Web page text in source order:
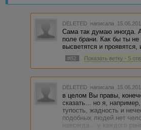
DELETED написала
Сама так думаю иногда.
поле брани. Как бы ты
высветятся и проявятся,
#82 Показать ветку - 5
DELETED написала
в целом Вы правы,
сказать... но я,
тупость, жадность и
подобных людей нет
навсегда... у каждого